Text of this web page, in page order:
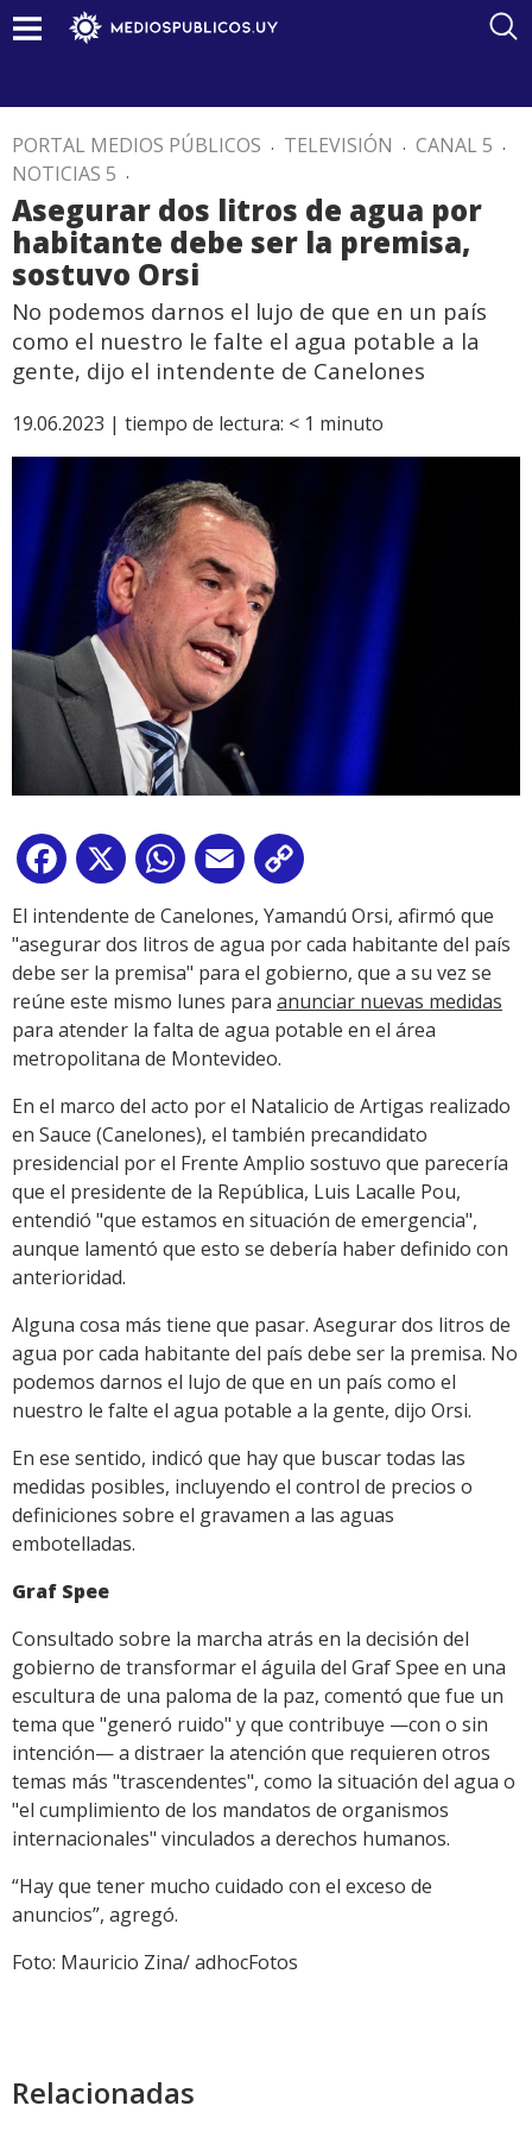
PORTAL MEDIOS PÚBLICOS . TELEVISIÓN . CANAL 5 .
NOTICIAS 5 .
Asegurar dos litros de agua por
habitante debe ser la premisa,
sostuvo Orsi
No podemos darnos el lujo de que en un país
como el nuestro le falte el agua potable a la
gente, dijo el intendente de Canelones
19.06.2023 | tiempo de lectura: < 1 minuto
Facebook
X WhatsApp
Email
Link
El intendente de Canelones, Yamandú Orsi, afirmó que
"asegurar dos litros de agua por cada habitante del país
debe ser la premisa" para el gobierno, que a su vez se
reúne este mismo lunes para anunciar nuevas medidas
para atender la falta de agua potable en el área
metropolitana de Montevideo.
En el marco del acto por el Natalicio de Artigas realizado
en Sauce (Canelones), el también precandidato
presidencial por el Frente Amplio sostuvo que parecería
que el presidente de la República, Luis Lacalle Pou,
entendió "que estamos en situación de emergencia",
aunque lamentó que esto se debería haber definido con
anterioridad.
Alguna cosa más tiene que pasar. Asegurar dos litros de
agua por cada habitante del país debe ser la premisa. No
podemos darnos el lujo de que en un país como el
nuestro le falte el agua potable a la gente, dijo Orsi.
En ese sentido, indicó que hay que buscar todas las
medidas posibles, incluyendo el control de precios o
definiciones sobre el gravamen a las aguas
embotelladas.
Graf Spee
Consultado sobre la marcha atrás en la decisión del
gobierno de transformar el águila del Graf Spee en una
escultura de una paloma de la paz, comentó que fue un
tema que "generó ruido" y que contribuye —con o sin
intención— a distraer la atención que requieren otros
temas más "trascendentes", como la situación del agua o
"el cumplimiento de los mandatos de organismos
internacionales" vinculados a derechos humanos.
“Hay que tener mucho cuidado con el exceso de
anuncios”, agregó.
Foto: Mauricio Zina/ adhocFotos
Relacionadas